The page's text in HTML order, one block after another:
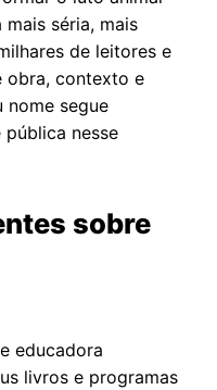
séria, mais
de leitores e
obra, contexto e
nome segue
nesse
sobre
educadora
livros e programas